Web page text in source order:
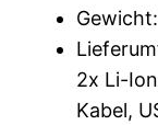
2x Li-
Kabel,